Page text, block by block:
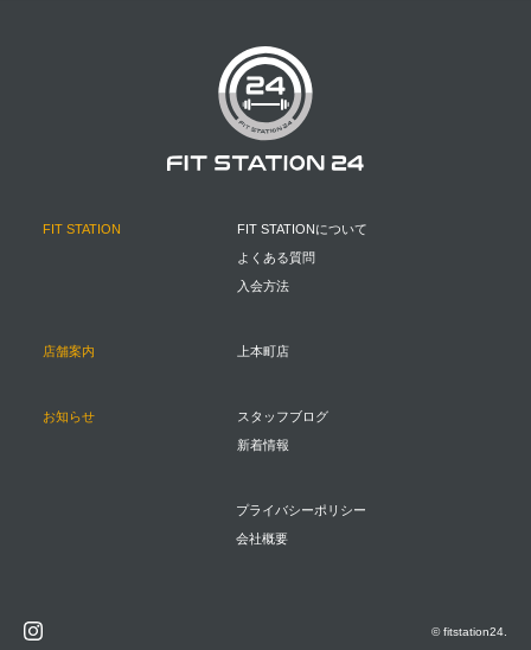
FIT STATION
FIT STATIONについて
よくある質問
入会方法
店舗案内 上本町店
お知らせ
スタッフブログ
新着情報
プライバシーポリシー
会社概要
© fitstation24.